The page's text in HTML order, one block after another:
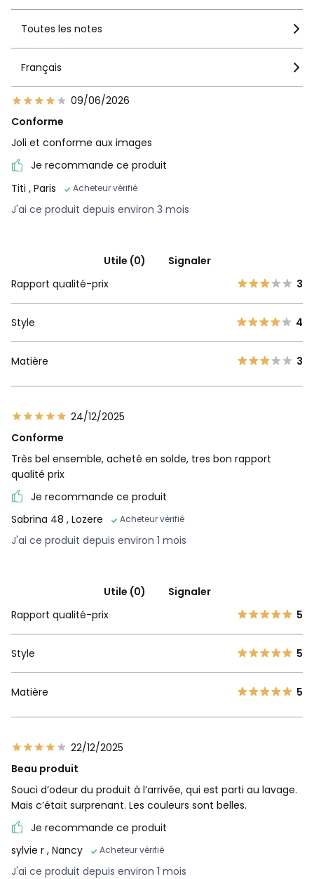
Toutes les notes
Français
09/06/2026
Conforme
Joli et conforme aux images
Je recommande ce produit
Titi , Paris Acheteur vérifié
J'ai ce produit depuis environ 3 mois
Utile (0)
Signaler
Rapport qualité-prix
3
Style 4
Matière 3
24/12/2025
Conforme
Très bel ensemble, acheté en solde, tres bon rapport
qualité prix
Je recommande ce produit
Sabrina 48 , Lozere Acheteur vérifié
J'ai ce produit depuis environ 1 mois
Utile (0)
Signaler
Rapport qualité-prix
5
Style 5
Matière 5
22/12/2025
Beau produit
Souci d’odeur du produit à l’arrivée, qui est parti au lavage.
Mais c’était surprenant. Les couleurs sont belles.
Je recommande ce produit
sylvie r , Nancy Acheteur vérifié
J'ai ce produit depuis environ 1 mois